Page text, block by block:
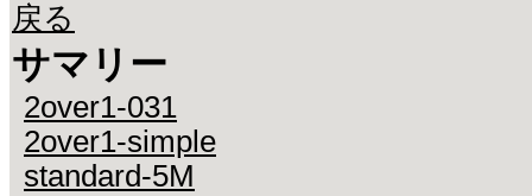
戻る
サマリー
2over1-031
2over1-simple
standard-5M